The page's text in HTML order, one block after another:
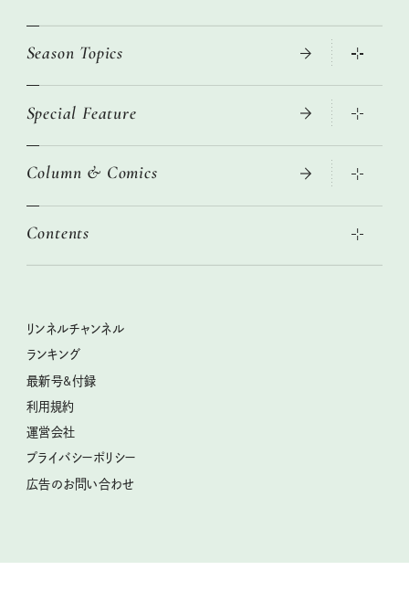
Season Topics
大人のリュック探し 2026SS
この春ほしい大人のスニーカー 2026春夏
本当に使える「旅道具」
母の日に贈りたい、お花モチーフのアイテム
Special Feature
2026年春夏 トレンドファッションニュース
女子旅おすすめスポット 暮らすように心地いいリンネル旅ガイ
リンネル 暮らしの道具大賞
ナチュラルメイクレッスン
喜ばれる贈り物手帖
Column & Comics
ぐれいさん
空想喫茶トラノコクさんのあの店この店、喫茶訪問日記
圷みほさんのゆるっと週末キャンプ通信
豆柴・まもるくんの旅日記
柳沢小実さんのお散歩するようなゆるり旅
valoさんのかわいいもの探し
Contents
リンネル暮らし部
リンネルチャンネル
おぱんつ君のわくわく楽しい一週間占い
毎日が心地よくなるリンネルタロット
リンネルチャンネル
ランキング
最新号&付録
利用規約
運営会社
プライバシーポリシー
広告のお問い合わせ